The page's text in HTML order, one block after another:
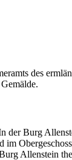
des
der Burg
im
Allenstein